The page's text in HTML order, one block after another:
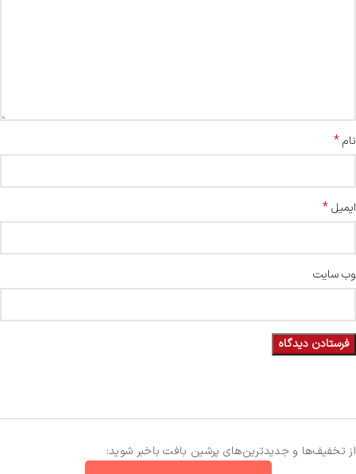
نام*
ایمیل*
وب‌ سایت
از تخفیف‌ها و جدیدترین‌های پرشین بافت باخبر شوید: